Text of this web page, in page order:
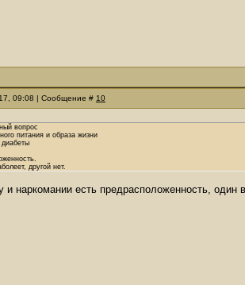
09:08 | Сообщение # 10
вопрос
питания и образа жизни
другой нет.
и наркомании есть предрасположенность,